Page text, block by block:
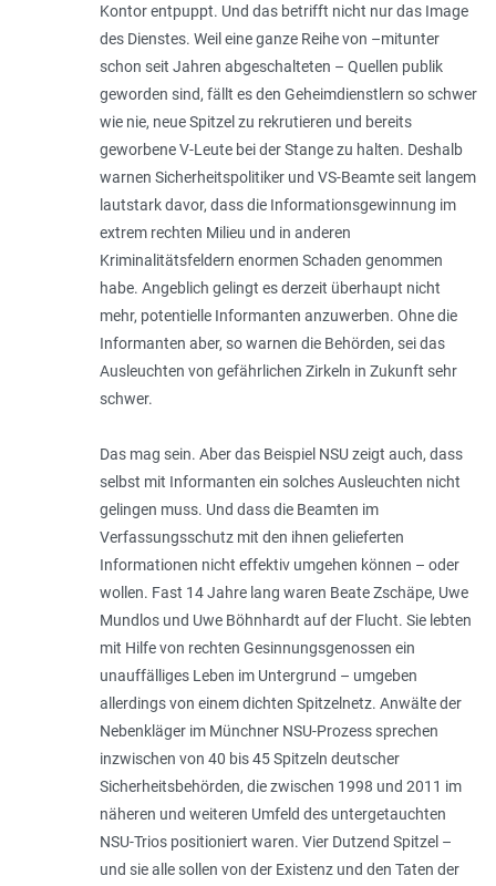
Kontor entpuppt. Und das betrifft nicht nur das Image
des Dienstes. Weil eine ganze Reihe von –mitunter
schon seit Jahren abgeschalteten – Quellen publik
geworden sind, fällt es den Geheimdienstlern so schwer
wie nie, neue Spitzel zu rekrutieren und bereits
geworbene V-Leute bei der Stange zu halten. Deshalb
warnen Sicherheitspolitiker und VS-Beamte seit langem
lautstark davor, dass die Informationsgewinnung im
extrem rechten Milieu und in anderen
Kriminalitätsfeldern enormen Schaden genommen
habe. Angeblich gelingt es derzeit überhaupt nicht
mehr, potentielle Informanten anzuwerben. Ohne die
Informanten aber, so warnen die Behörden, sei das
Ausleuchten von gefährlichen Zirkeln in Zukunft sehr
schwer.
Das mag sein. Aber das Beispiel NSU zeigt auch, dass
selbst mit Informanten ein solches Ausleuchten nicht
gelingen muss. Und dass die Beamten im
Verfassungsschutz mit den ihnen gelieferten
Informationen nicht effektiv umgehen können – oder
wollen. Fast 14 Jahre lang waren Beate Zschäpe, Uwe
Mundlos und Uwe Böhnhardt auf der Flucht. Sie lebten
mit Hilfe von rechten Gesinnungsgenossen ein
unauffälliges Leben im Untergrund – umgeben
allerdings von einem dichten Spitzelnetz. Anwälte der
Nebenkläger im Münchner NSU-Prozess sprechen
inzwischen von 40 bis 45 Spitzeln deutscher
Sicherheitsbehörden, die zwischen 1998 und 2011 im
näheren und weiteren Umfeld des untergetauchten
NSU-Trios positioniert waren. Vier Dutzend Spitzel –
und sie alle sollen von der Existenz und den Taten der